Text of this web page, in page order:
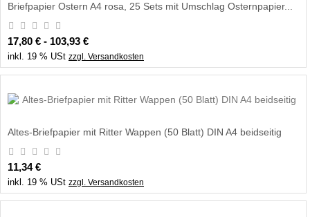
Briefpapier Ostern A4 rosa, 25 Sets mit Umschlag Osternpapier...
17,80 € - 103,93 €
inkl. 19 % USt zzgl. Versandkosten
Altes-Briefpapier mit Ritter Wappen (50 Blatt) DIN A4 beidseitig
11,34 €
inkl. 19 % USt zzgl. Versandkosten